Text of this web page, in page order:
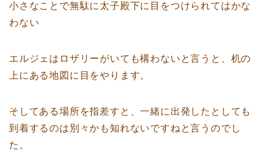
小さなことで無駄に太子殿下に目をつけられてはかな
わない
エルジェはロザリーがいても構わないと言うと、机の
上にある地図に目をやります。
そしてある場所を指差すと、一緒に出発したとしても
到着するのは別々かも知れないですねと言うのでし
た。